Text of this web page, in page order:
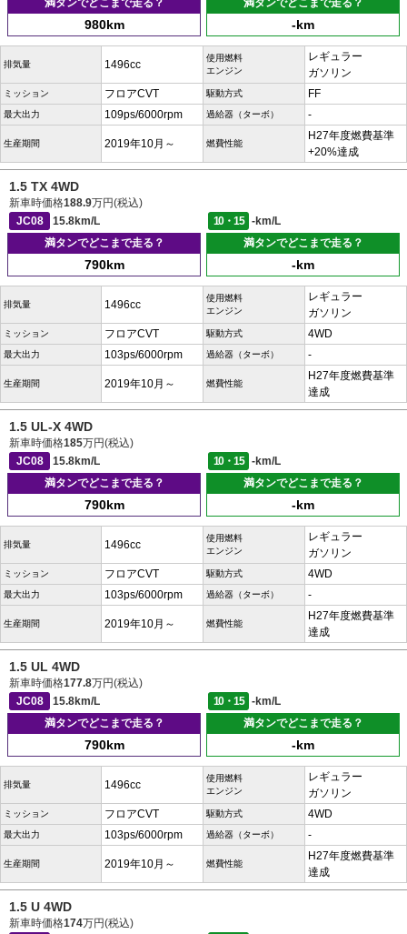
満タンでどこまで走る？
980km
満タンでどこまで走る？
-km
排気量 1496cc
使用燃料
エンジン
レギュラー
ガソリン
ミッション フロアCVT 駆動方式 FF
最大出力 109ps/6000rpm 過給器（ターボ） -
生産期間 2019年10月～ 燃費性能
H27年度燃費基準
+20%達成
1.5 TX 4WD
新車時価格188.9万円(税込)
JC08
15.8km/L 10・15
-km/L
満タンでどこまで走る？
790km
満タンでどこまで走る？
-km
排気量 1496cc
使用燃料
エンジン
レギュラー
ガソリン
ミッション フロアCVT 駆動方式 4WD
最大出力 103ps/6000rpm 過給器（ターボ） -
生産期間 2019年10月～ 燃費性能
H27年度燃費基準
達成
1.5 UL-X 4WD
新車時価格185万円(税込)
JC08
15.8km/L 10・15
-km/L
満タンでどこまで走る？
790km
満タンでどこまで走る？
-km
排気量 1496cc
使用燃料
エンジン
レギュラー
ガソリン
ミッション フロアCVT 駆動方式 4WD
最大出力 103ps/6000rpm 過給器（ターボ） -
生産期間 2019年10月～ 燃費性能
H27年度燃費基準
達成
1.5 UL 4WD
新車時価格177.8万円(税込)
JC08
15.8km/L 10・15
-km/L
満タンでどこまで走る？
790km
満タンでどこまで走る？
-km
排気量 1496cc
使用燃料
エンジン
レギュラー
ガソリン
ミッション フロアCVT 駆動方式 4WD
最大出力 103ps/6000rpm 過給器（ターボ） -
生産期間 2019年10月～ 燃費性能
H27年度燃費基準
達成
1.5 U 4WD
新車時価格174万円(税込)